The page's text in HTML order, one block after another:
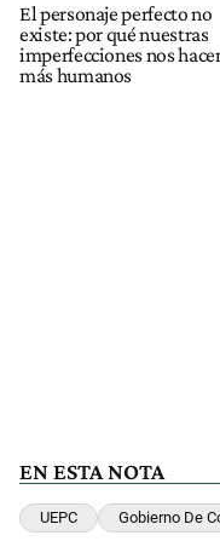
El personaje perfecto no
existe: por qué nuestras
imperfecciones nos
más humanos
EN ESTA NOTA
UEPC Gobierno De